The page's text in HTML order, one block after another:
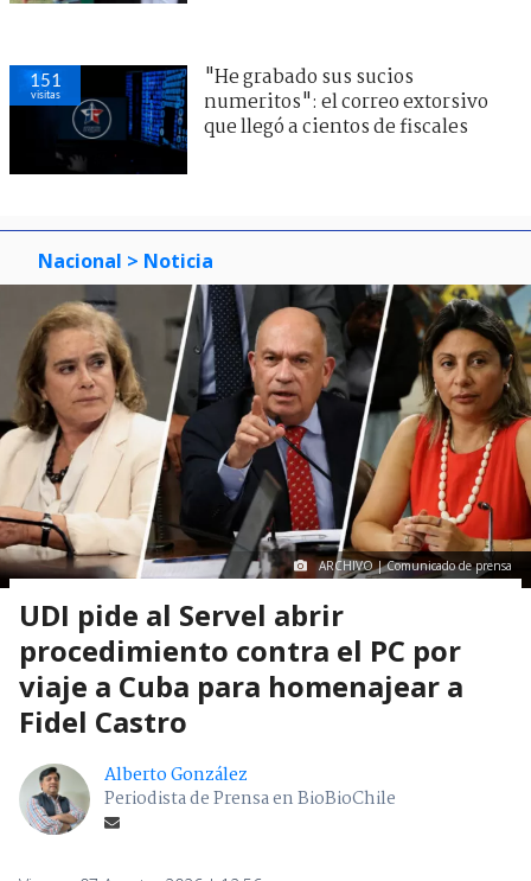
151
visitas
"He grabado sus sucios
numeritos": el correo extorsivo
que llegó a cientos de fiscales
Nacional > Noticia
ARCHIVO | Comunicado de prensa
UDI pide al Servel abrir
procedimiento contra el PC por
viaje a Cuba para homenajear a
Fidel Castro
Alberto González
Periodista de Prensa en BioBioChile